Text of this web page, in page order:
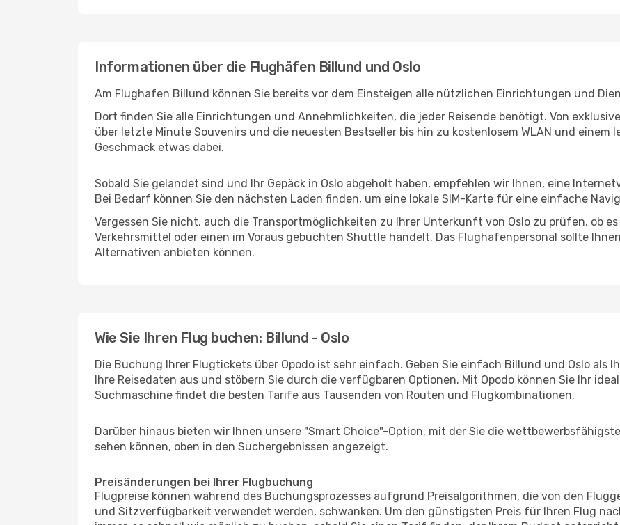
Informationen über die Flughäfen Billund und Oslo
Am Flughafen Billund können Sie bereits vor dem Einsteigen alle nützlichen Einrichtungen und
Dort finden Sie alle Einrichtungen und Annehmlichkeiten, die jeder Reisende benötigt. Von
über letzte Minute Souvenirs und die neuesten Bestseller bis hin zu kostenlosem WLAN und
Geschmack etwas dabei.
Sobald Sie gelandet sind und Ihr Gepäck in Oslo abgeholt haben, empfehlen wir Ihnen, eine
Bei Bedarf können Sie den nächsten Laden finden, um eine lokale SIM-Karte für eine einfache
Vergessen Sie nicht, auch die Transportmöglichkeiten zu Ihrer Unterkunft von Oslo zu prüfen, ob
Verkehrsmittel oder einen im Voraus gebuchten Shuttle handelt. Das Flughafenpersonal sollte
Alternativen anbieten können.
Wie Sie Ihren Flug buchen: Billund - Oslo
Die Buchung Ihrer Flugtickets über Opodo ist sehr einfach. Geben Sie einfach Billund und Oslo als
Ihre Reisedaten aus und stöbern Sie durch die verfügbaren Optionen. Mit Opodo können Sie Ihr
Suchmaschine findet die besten Tarife aus Tausenden von Routen und Flugkombinationen.
Darüber hinaus bieten wir Ihnen unsere "Smart Choice"-Option, mit der Sie die
sehen können, oben in den Suchergebnissen angezeigt.
Preisänderungen bei Ihrer Flugbuchung
Flugpreise können während des Buchungsprozesses aufgrund Preisalgorithmen, die von den
und Sitzverfügbarkeit verwendet werden, schwanken. Um den günstigsten Preis für Ihren Flug